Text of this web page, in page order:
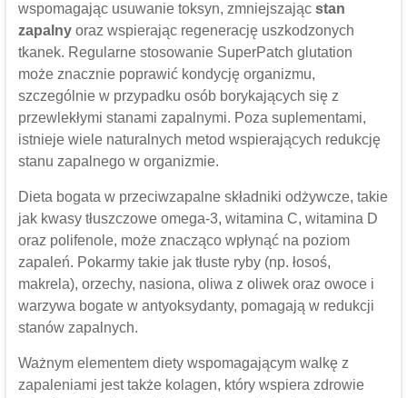
wspomagając usuwanie toksyn, zmniejszając stan
zapalnyoraz wspierając regenerację uszkodzonych
tkanek. Regularne stosowanie SuperPatch glutation
może znacznie poprawić kondycję organizmu,
szczególnie w przypadku osób borykających się z
przewlekłymi stanami zapalnymi. Poza suplementami,
istnieje wiele naturalnych metod wspierających redukcję
stanu zapalnego w organizmie.
Dieta bogata w przeciwzapalne składniki odżywcze, takie
jak kwasy tłuszczowe omega-3, witamina C, witamina D
oraz polifenole, może znacząco wpłynąć na poziom
zapaleń. Pokarmy takie jak tłuste ryby (np. łosoś,
makrela), orzechy, nasiona, oliwa z oliwek oraz owoce i
warzywa bogate w antyoksydanty, pomagają w redukcji
stanów zapalnych.
Ważnym elementem diety wspomagającym walkę z
zapaleniami jest także kolagen, który wspiera zdrowie